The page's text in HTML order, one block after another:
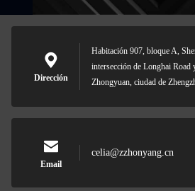
Dirección
Habitación 907, bloque A,
intersección de Longhai Road
Zhongyuan, ciudad de
Email
celia@zzhonyang.cn